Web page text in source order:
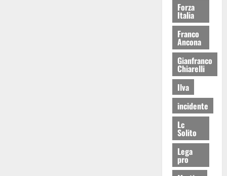
Forza
Italia
Franco
Ancona
Gianfranco
Chiarelli
Ilva
incidente
Lc
Solito
Lega
pro